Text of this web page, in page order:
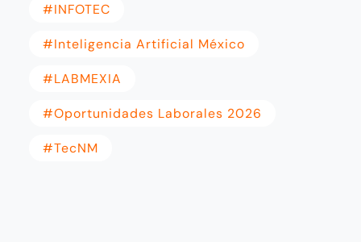
#INFOTEC
#Inteligencia Artificial México
#LABMEXIA
#oportunidades Laborales 2026
#TecNM